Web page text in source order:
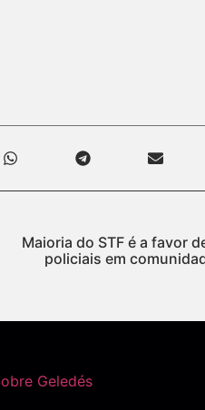
Maioria do STF é a favor
policiais em
Geledés